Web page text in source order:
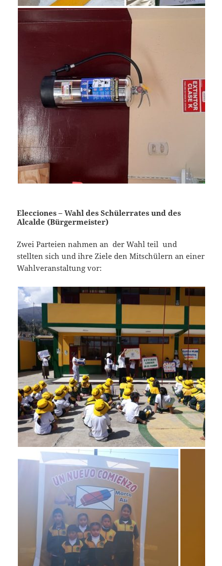
Elecciones – Wahl des Schülerrates und des
Alcalde (Bürgermeister)
Zwei Parteien nahmen an der Wahl teil und
stellten sich und ihre Ziele den Mitschülern an einer
Wahlveranstaltung vor: